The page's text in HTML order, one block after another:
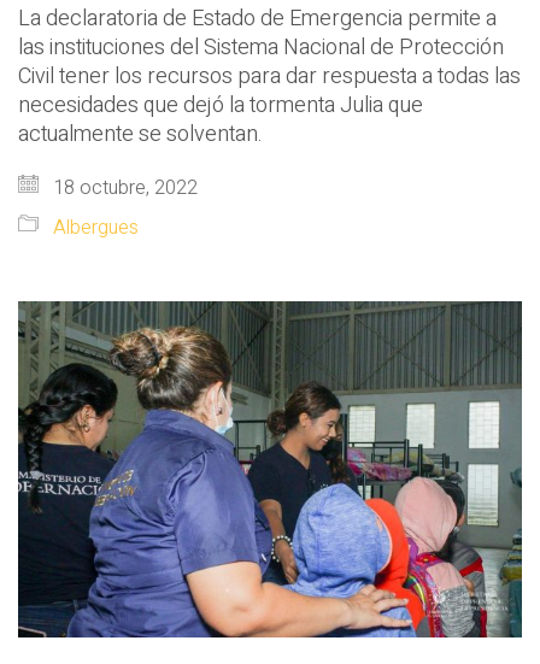
La declaratoria de Estado de Emergencia permite a
las instituciones del Sistema Nacional de Protección
Civil tener los recursos para dar respuesta a todas las
necesidades que dejó la tormenta Julia que
actualmente se solventan.
18 octubre, 2022
Albergues